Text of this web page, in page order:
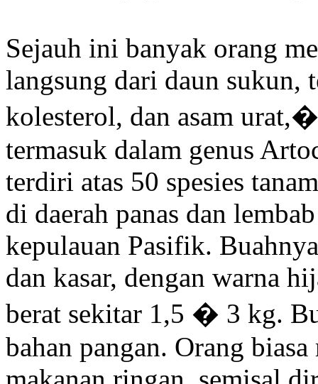
Sejauh ini banyak orang
langsung dari daun sukun,
kolesterol, dan asam
termasuk dalam genus
terdiri atas 50 spesies
di daerah panas dan
kepulauan Pasifik.
dan kasar, dengan warna
berat sekitar 1,5 � 3 kg.
bahan pangan. Orang